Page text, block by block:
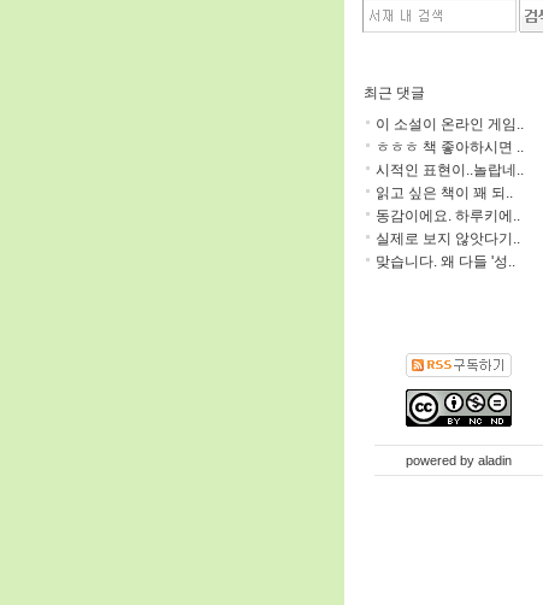
최근 댓글
이 소설이 온라인 게임..
ㅎㅎㅎ 책 좋아하시면 ..
시적인 표현이..놀랍네..
읽고 싶은 책이 꽤 되..
동감이에요. 하루키에..
실제로 보지 않앗다기..
맞습니다. 왜 다들 '성..
powered by aladin